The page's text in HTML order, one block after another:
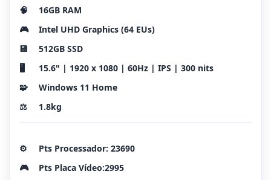
🧠
16GB RAM
🎮
Intel UHD Graphics (64 EUs)
💾
512GB SSD
🖥️
15.6" | 1920 x 1080 | 60Hz | IPS | 300 nits
🧩
Windows 11 Home
⚖️
1.8kg
⚙️
Pts Processador: 23690
🎮
Pts Placa Vídeo:2995